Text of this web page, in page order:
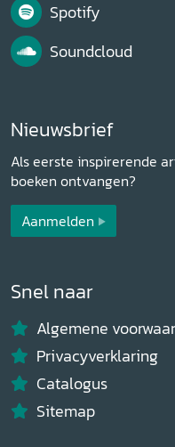
Spotify
Soundcloud
Nieuwsbrief
Als eerste inspirerende
boeken ontvangen?
Aanmelden
Snel naar
Algemene
Privacyverklaring
Catalogus
Sitemap